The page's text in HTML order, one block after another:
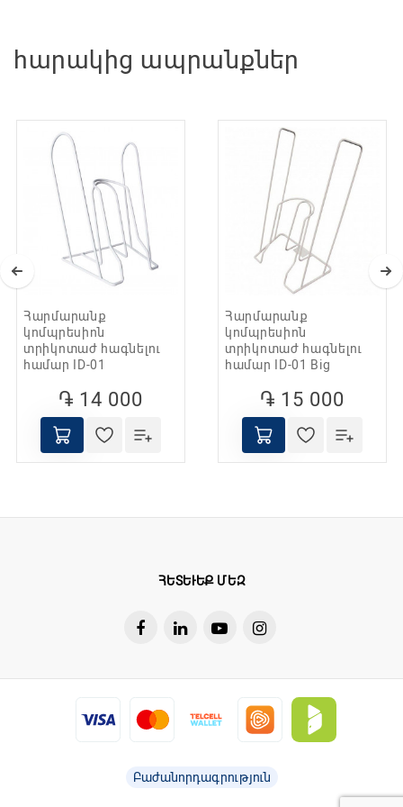
Հակաբակտերիալ է, կարելի է լվանալ
մեքենայով:
հարակից ապրանքներ
Հարմարանք
կոմպրեսիոն
տրիկոտաժ հագնելու
համար ID-01
֏ 14 000
Հարմարանք
կոմպրեսիոն
տրիկոտաժ հագնելու
համար ID-01 Big
֏ 15 000
ՀԵՏԵՒԵՔ ՄԵԶ
Բաժանորդագրություն